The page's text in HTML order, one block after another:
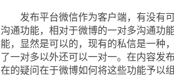
发布平台微信作为客户端，有没有可
沟通功能，相对于微博的一对多沟通功
能，显然是可以的，现有的私信是一种
了一对多以外还可以一对一。在内容发
在的疑问在于微博如何将这些功能予以